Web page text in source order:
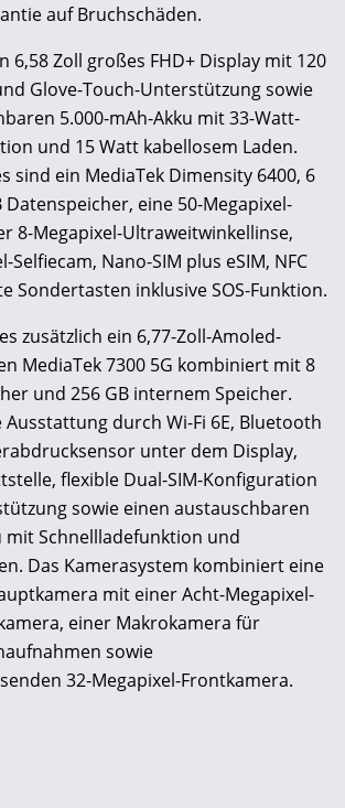
auf Bruchschäden.
6,58 Zoll großes FHD+ Display mit 120
Glove-Touch-Unterstützung sowie
5.000-mAh-Akku mit 33-Watt-
und 15 Watt kabellosem Laden.
sind ein MediaTek Dimensity 6400, 6
Datenspeicher, eine 50-Megapixel-
8-Megapixel-Ultraweitwinkellinse,
Selfiecam, Nano-SIM plus eSIM, NFC
Sondertasten inklusive SOS-Funktion.
zusätzlich ein 6,77-Zoll-Amoled-
MediaTek 7300 5G kombiniert mit 8
und 256 GB internem Speicher.
Ausstattung durch Wi-Fi 6E, Bluetooth
unter dem Display,
flexible Dual-SIM-Konfiguration
sowie einen austauschbaren
mit Schnellladefunktion und
Das Kamerasystem kombiniert eine
mit einer Acht-Megapixel-
einer Makrokamera für
sowie
32-Megapixel-Frontkamera.